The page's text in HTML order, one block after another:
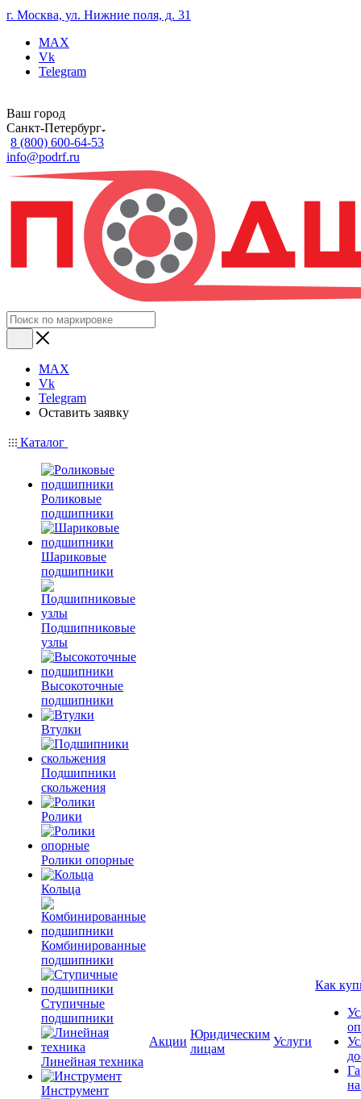
г. Москва, ул. Нижние поля, д. 31
MAX
Vk
Telegram
Ваш город
Санкт-Петербург
8 (800) 600-64-53
info@podrf.ru
MAX
Vk
Telegram
Оставить заявку
Каталог
Роликовые
подшипники
Шариковые
подшипники
Подшипниковые
узлы
Высокоточные
подшипники
Втулки
Подшипники
скольжения
Ролики
Ролики опорные
Кольца
Комбинированные
подшипники
Ступичные
подшипники
Линейная техника
Инструмент
Акции
Юридическим
лицам
Услуги
Как